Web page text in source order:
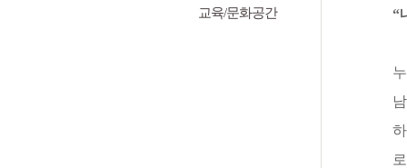
교육/문화공간 “